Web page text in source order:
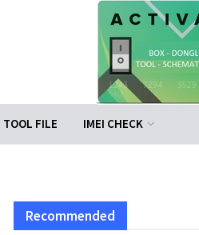
TOOL FILE IMEI CHECK
Recommended